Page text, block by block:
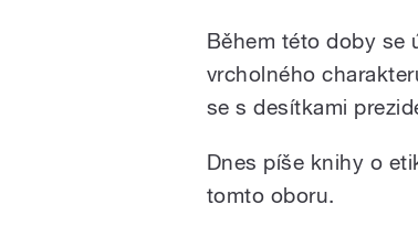
Během této doby se
vrcholného
se s desítkami
Dnes píše knihy o
tomto oboru.